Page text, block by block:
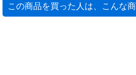
この商品を買った人は、こんな